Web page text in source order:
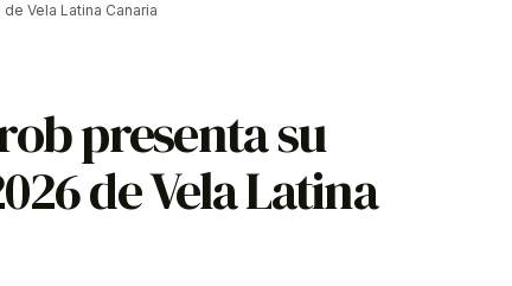
Vela Latina Canaria
presenta su
de Vela Latina